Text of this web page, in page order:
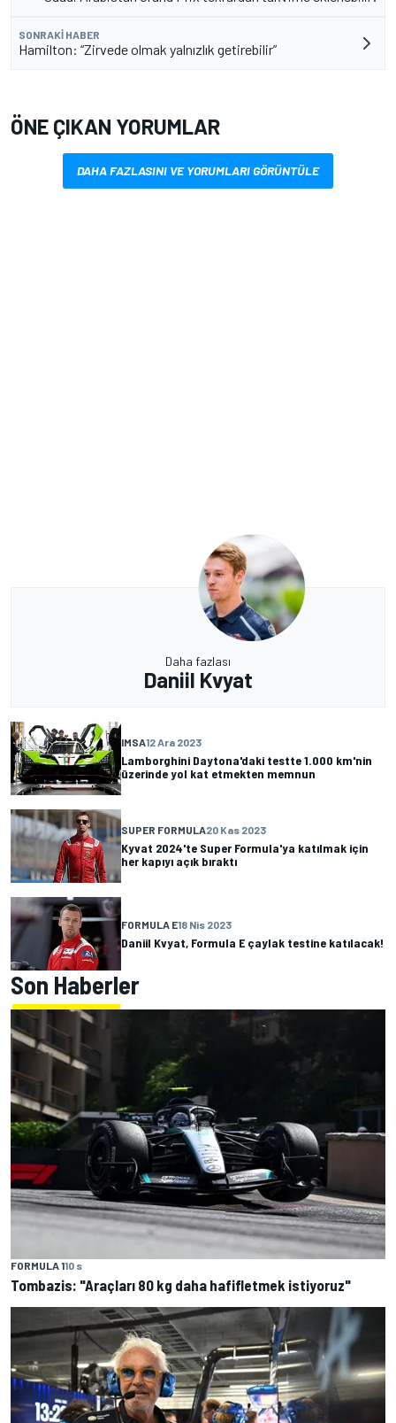
SONRAKI HABER
Hamilton: “Zirvede olmak yalnızlık getirebilir”
ÖNE ÇIKAN YORUMLAR
DAHA FAZLASINI VE YORUMLARI GÖRÜNTÜLE
Daha fazlası
Daniil Kvyat
IMSA12 Ara 2023
Lamborghini Daytona'daki testte 1.000 km'nin
üzerinde yol kat etmekten memnun
SUPER FORMULA20 Kas 2023
Kyvat 2024'te Super Formula'ya katılmak için
her kapıyı açık bıraktı
FORMULA E18 Nis 2023
Daniil Kvyat, Formula E çaylak testine katılacak!
Son Haberler
FORMULA 110 s
Tombazis: "Araçları 80 kg daha hafifletmek istiyoruz"